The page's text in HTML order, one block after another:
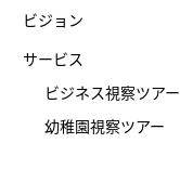
ビジョン
サービス
ビジネス視察ツアー
幼稚園視察ツアー